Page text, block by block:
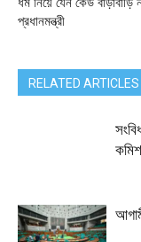
প্রধানমন্ত্রী
RELATED ARTICLES